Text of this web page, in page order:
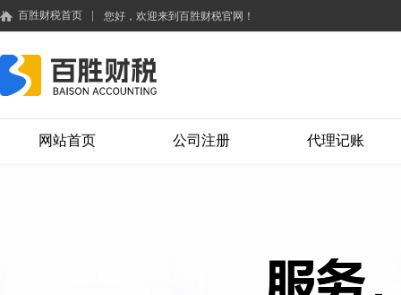
百胜财税首页 您好，欢迎来到百胜财税官网！
网站首页 公司注册 代理记账